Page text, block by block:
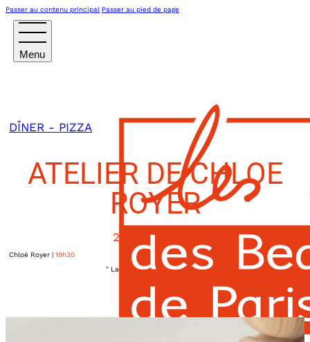
Passer au contenu principal Passer au pied de page
DÎNER - PIZZA
ATELIER DE CHLOE
ROYER
20 MARS 2025
Chloé Royer
19h30
" La Sira " 153, quai Aulagnier